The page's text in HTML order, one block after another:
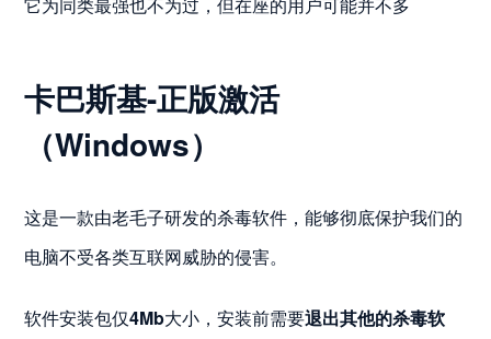
它为同类最强也不为过，但在座的用户可能并不多
卡巴斯基-正版激活
（Windows）
这是一款由老毛子研发的杀毒软件，能够彻底保护我们的
电脑不受各类互联网威胁的侵害。
软件安装包仅4Mb大小，安装前需要退出其他的杀毒软